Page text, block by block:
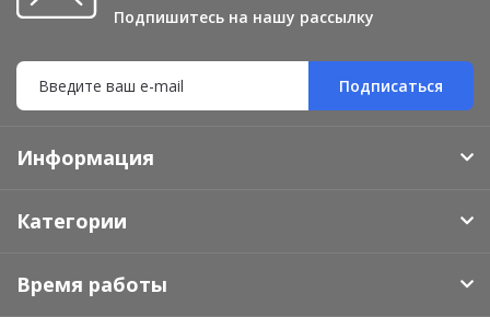
Подпишитесь на нашу рассылку
Подписаться
Информация
Категории
Время работы